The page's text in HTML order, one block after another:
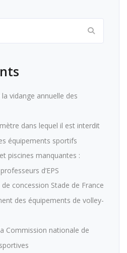
la vidange annuelle des
dans lequel il est interdit
équipements sportifs
piscines manquantes :
d’EPS
concession Stade de France
des équipements de volley-
Commission nationale de